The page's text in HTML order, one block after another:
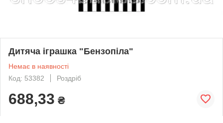
Дитяча іграшка "Бензопіла"
Немає в наявності
Код: 53382
Роздріб
688,33 ₴